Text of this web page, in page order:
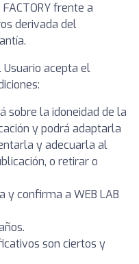
frente a
derivada del
acepta el
sobre la idoneidad de la
y podrá adaptarla
y adecuarla al
o retirar o
y confirma a WEB LAB
son ciertos y